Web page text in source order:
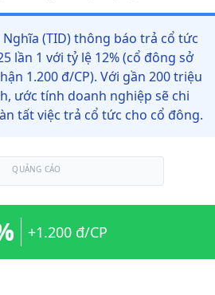
Nghĩa (TID) thông báo trả cổ tức
lần 1 với tỷ lệ 12% (cổ đông sở
1.200 đ/CP). Với gần 200 triệu
ước tính doanh nghiệp sẽ chi
tất việc trả cổ tức cho cổ đông.
QUẢNG CÁO
+1.200 đ/CP